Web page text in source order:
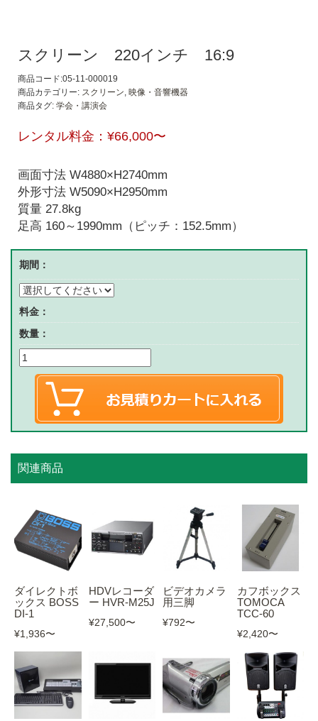
スクリーン 220インチ 16:9
商品コード:05-11-000019
商品カテゴリー: スクリーン 映像・音響機器
商品タグ: 学会・講演会
レンタル料金： ¥66,000〜
画面寸法 W4880×H2740mm
外形寸法 W5090×H2950mm
質量 27.8kg
足高 160～1990mm（ピッチ：152.5mm）
期間：
料金：
数量：
関連商品
ダイレクトボ
ックス BOSS
DI-1
¥1,936〜
HDVレコーダ
ー HVR-M25J
¥27,500〜
ビデオカメラ
用三脚
¥792〜
カフボックス
TOMOCA
TCC-60
¥2,420〜